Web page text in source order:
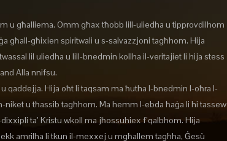
u għalliema. Omm għax tħobb lill-uliedha u tipprovdilhom
għall-għixien spiritwali u s-salvazzjoni tagħhom. Hija
lil uliedha u lill-bnedmin kollha il-veritajiet li hija stess
Alla nnifsu.
qaddejja. Hija oħt li taqsam ma ħutha l-bnedmin l-oħra l-
niket u tħassib tagħhom. Ma hemm l-ebda ħaġa li hi tassew
ta’ Kristu wkoll ma jħossuhiex f’qalbhom. Hija
amrilha li tkun il-mexxej u mgħallem tagħha, Ġesù